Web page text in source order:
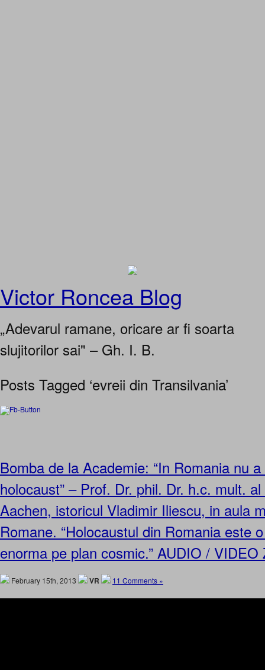
Victor Roncea Blog
„Adevarul ramane, oricare ar fi soarta
slujitorilor sai" – Gh. I. B.
Posts Tagged ‘evreii din Transilvania’
Bomba de la Academie: “In Romania nu
holocaust” – Prof. Dr. phil. Dr. h.c. mult.
Aachen, istoricul Vladimir Iliescu, in aula
Romane. “Holocaustul din Romania este
enorma pe plan cosmic.” AUDIO /
February 15th, 2013 VR 11 Comments »